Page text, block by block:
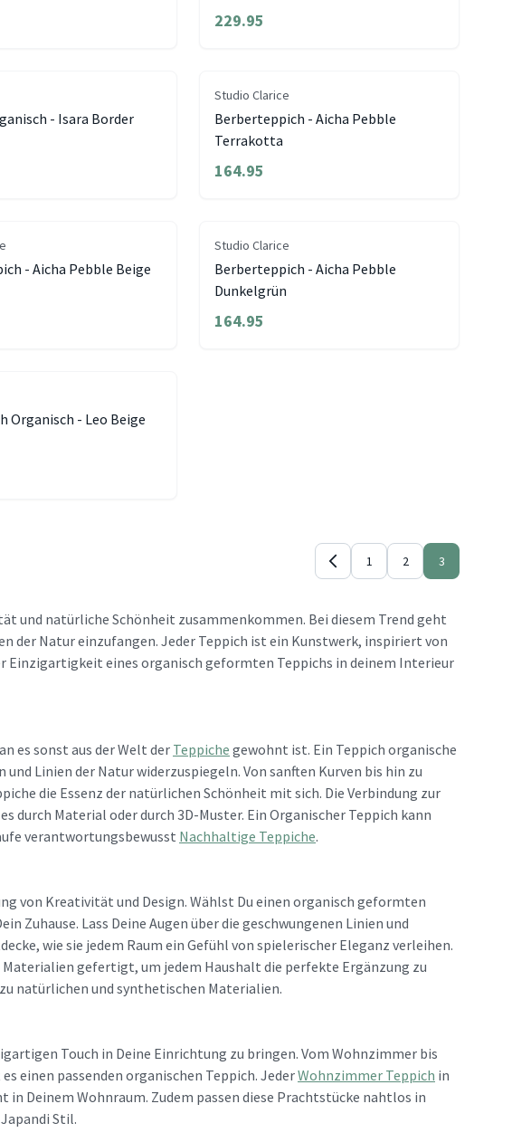
229.95
- Isara Border
Studio Clarice
Berberteppich - Aicha Pebble
Terrakotta
164.95
- Aicha Pebble Beige
Studio Clarice
Berberteppich - Aicha Pebble
Dunkelgrün
164.95
Organisch - Leo Beige
1 2 3
und natürliche Schönheit zusammenkommen. Bei diesem Trend geht
der Natur einzufangen. Jeder Teppich ist ein Kunstwerk, inspiriert von
Einzigartigkeit eines organisch geformten Teppichs in deinem Interieur
es sonst aus der Welt der Teppiche gewohnt ist. Ein Teppich organische
Linien der Natur widerzuspiegeln. Von sanften Kurven bis hin zu
die Essenz der natürlichen Schönheit mit sich. Die Verbindung zur
durch Material oder durch 3D-Muster. Ein Organischer Teppich kann
verantwortungsbewusst Nachhaltige Teppiche.
von Kreativität und Design. Wählst Du einen organisch geformten
Zuhause. Lass Deine Augen über die geschwungenen Linien und
wie sie jedem Raum ein Gefühl von spielerischer Eleganz verleihen.
gefertigt, um jedem Haushalt die perfekte Ergänzung zu
natürlichen und synthetischen Materialien.
Touch in Deine Einrichtung zu bringen. Vom Wohnzimmer bis
einen passenden organischen Teppich. JederWohnzimmer Teppich in
Deinem Wohnraum. Zudem passen diese Prachtstücke nahtlos in
Stil.